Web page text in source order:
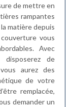
de mettre en
rampantes
matière depuis
vous
Avec
disposerez de
aurez des
de votre
remplacée,
demander un